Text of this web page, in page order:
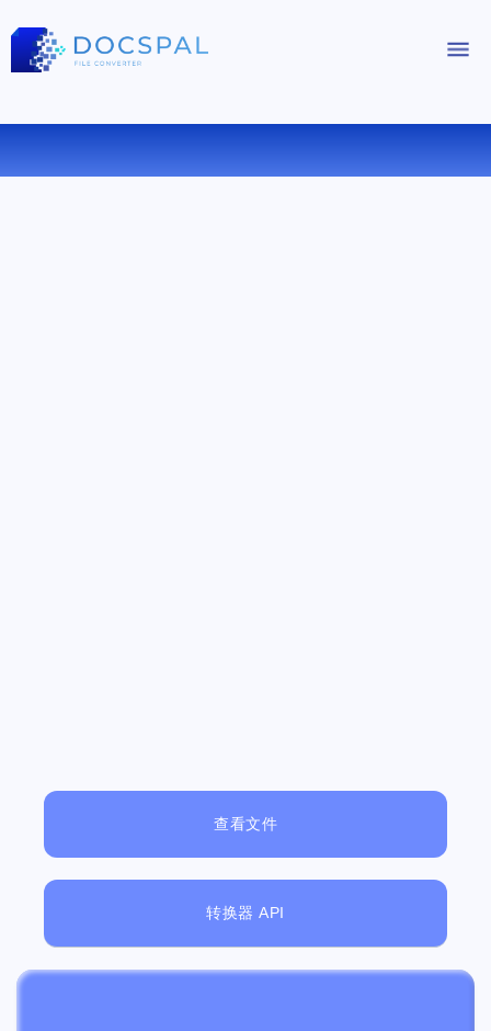
在线将 MOV 转换为 AAC
查看文件
转换器 API